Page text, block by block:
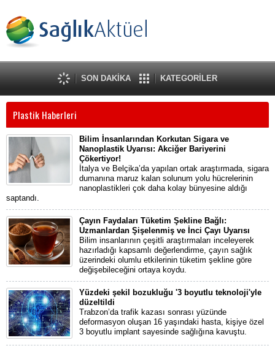
SON DAKİKA KATEGORİLER
Plastik Haberleri
Bilim İnsanlarından Korkutan Sigara ve
Nanoplastik Uyarısı: Akciğer Bariyerini
Çökertiyor!
İtalya ve Belçika’da yapılan ortak araştırmada, sigara
dumanına maruz kalan solunum yolu hücrelerinin
nanoplastikleri çok daha kolay bünyesine aldığı
saptandı.
Çayın Faydaları Tüketim Şekline Bağlı:
Uzmanlardan Şişelenmiş ve İnci Çayı Uyarısı
Bilim insanlarının çeşitli araştırmaları inceleyerek
hazırladığı kapsamlı değerlendirme, çayın sağlık
üzerindeki olumlu etkilerinin tüketim şekline göre
değişebileceğini ortaya koydu.
Yüzdeki şekil bozukluğu '3 boyutlu teknoloji'yle
düzeltildi
Trabzon’da trafik kazası sonrası yüzünde
deformasyon oluşan 16 yaşındaki hasta, kişiye özel
3 boyutlu implant sayesinde sağlığına kavuştu.